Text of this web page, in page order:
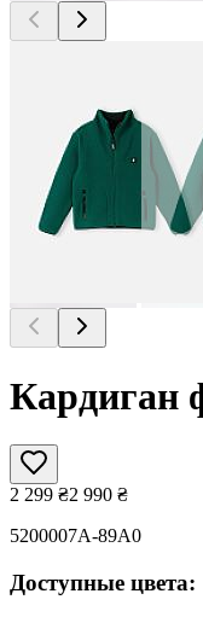
Кардиган
2 299 ₴2 990 ₴
5200007A-89A0
Доступные цвета: